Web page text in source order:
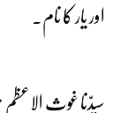
اور یار کا نام۔
سیدّنا غوث الاعظم